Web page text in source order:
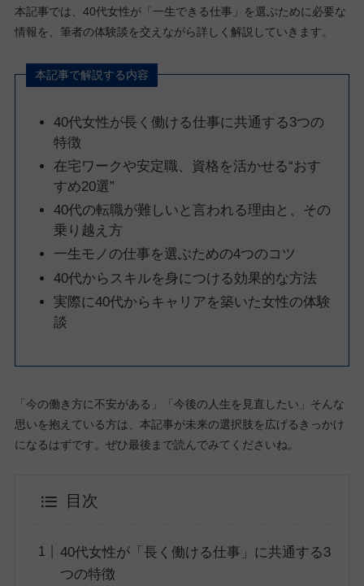
本記事では、40代女性が「一生できる仕事」を選ぶために必要な
情報を、筆者の体験談を交えながら詳しく解説していきます。
本記事で解説する内容
40代女性が長く働ける仕事に共通する3つの
特徴
在宅ワークや安定職、資格を活かせる“おす
すめ20選”
40代の転職が難しいと言われる理由と、その
乗り越え方
一生モノの仕事を選ぶための4つのコツ
40代からスキルを身につける効果的な方法
実際に40代からキャリアを築いた女性の体験
談
「今の働き方に不安がある」「今後の人生を見直したい」そんな
思いを抱えている方は、本記事が未来の選択肢を広げるきっかけ
になるはずです。ぜひ最後まで読んでみてくださいね。
目次
40代女性が「長く働ける仕事」に共通する3
つの特徴